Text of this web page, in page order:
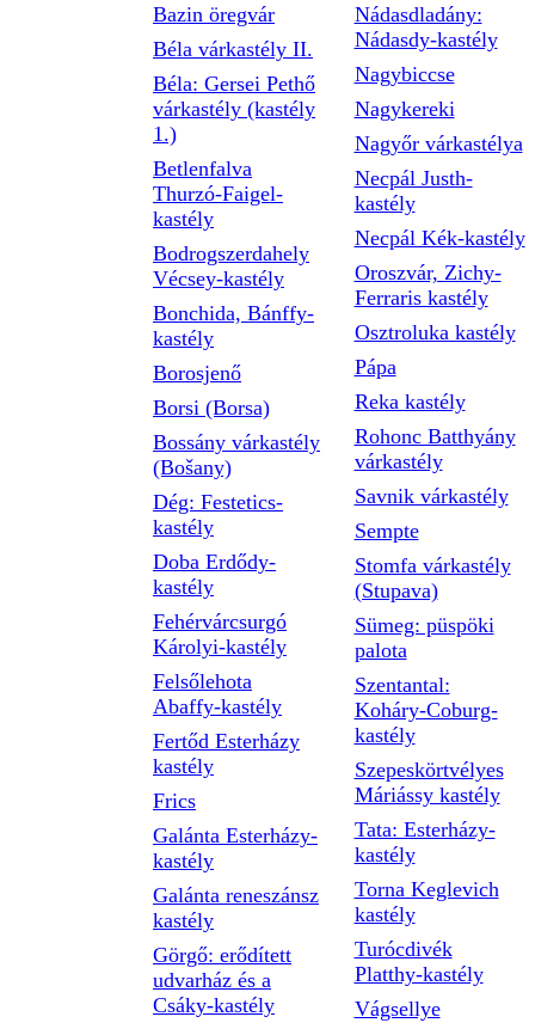
Bazin öregvár
Béla várkastély II.
Béla: Gersei Pethő
várkastély (kastély
1.)
Betlenfalva
Thurzó-Faigel-
kastély
Bodrogszerdahely
Vécsey-kastély
Bonchida, Bánffy-
kastély
Borosjenő
Borsi (Borsa)
Bossány várkastély
(Bošany)
Dég: Festetics-
kastély
Doba Erdődy-
kastély
Fehérvárcsurgó
Károlyi-kastély
Felsőlehota
Abaffy-kastély
Fertőd Esterházy
kastély
Frics
Galánta Esterházy-
kastély
Galánta reneszánsz
kastély
Görgő: erődített
udvarház és a
Csáky-kastély
Nádasdladány:
Nádasdy-kastély
Nagybiccse
Nagykereki
Nagyőr várkastélya
Necpál Justh-
kastély
Necpál Kék-kastély
Oroszvár, Zichy-
Ferraris kastély
Osztroluka kastély
Pápa
Reka kastély
Rohonc Batthyány
várkastély
Savnik várkastély
Sempte
Stomfa várkastély
(Stupava)
Sümeg: püspöki
palota
Szentantal:
Koháry-Coburg-
kastély
Szepeskörtvélyes
Máriássy kastély
Tata: Esterházy-
kastély
Torna Keglevich
kastély
Turócdivék
Platthy-kastély
Vágsellye